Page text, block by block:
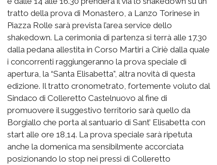
tratto della prova di Monastero, a Lanzo Torinese in
Piazza Rolle sarà prevista l’area service dello
shakedown. La cerimonia di partenza si terrà alle 17.30
dalla pedana allestita in Corso Martiri a Ciriè dalla quale
i concorrenti raggiungeranno la prova speciale di
apertura, la “Santa Elisabetta”, altra novità di questa
edizione. Il tratto cronometrato, fortemente voluto dal
Sindaco di Colleretto Castelnuovo al fine di
promuovere il suggestivo territorio sarà quello da
Borgiallo che porta al santuario di Sant’ Elisabetta con
start alle ore 18,14. La prova speciale sarà ripetuta
anche la domenica ma sensibilmente accorciata
posizionando lo stop nei pressi di Colleretto